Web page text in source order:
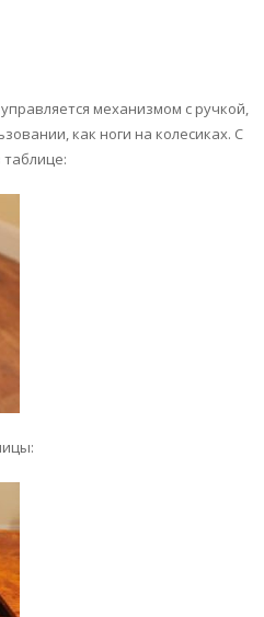
механизмом с ручкой,
как ноги на колесиках. С